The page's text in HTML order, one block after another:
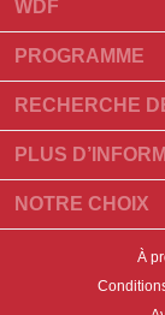
WDF
À props de nous
Qu'est-ce que
Quelles
Contact
Nos partenaires
Bannières
PROGRAMME
Programme
Programme pour
RECHERCHE
Élevages de
Acheter un chien
Trouver une
Adopter un chien
Trouver un chien
PLUS
Races de chien
Meilleures
NOTRE CHOIX
À